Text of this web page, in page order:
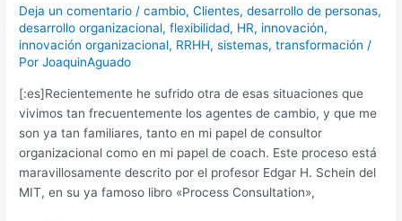
Deja un comentario /cambio,Clientes,desarrollo de personas,
desarrollo organizacional,flexibilidad, HR, innovación,
innovación organizacional, RRHH,sistemas,transformación /
PorJoaquinAguado
[:es]Recientemente he sufrido otra de esas situaciones que
vivimos tan frecuentemente los agentes de cambio, y que me
son ya tan familiares, tanto en mi papel de consultor
organizacional como en mi papel de coach. Este proceso está
maravillosamente descrito por el profesor Edgar H. Schein del
MIT, en su ya famoso libro «Process Consultation»,
al
cambio:
el
ojo
no
puede
verse
a
si
mismo.